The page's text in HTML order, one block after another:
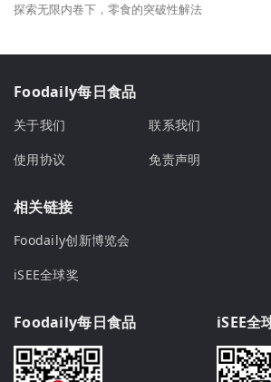
探索无限内卷下，零食的突破性解法
Foodaily每日食品
关于我们 联系我们
使用协议
免责声明
相关链接
Foodaily创新博览会
iSEE全球奖
Foodaily每日食品 iSEE全